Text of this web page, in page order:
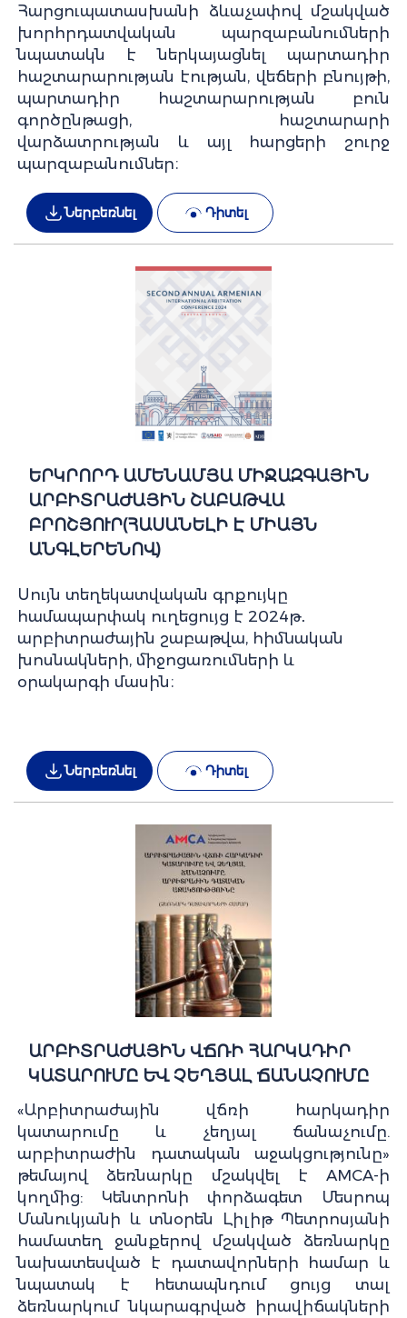
Հարցուպատասխանի ձևաչափով մշակված
խորհրդատվական պարզաբանումների
նպատակն է ներկայացնել պարտադիր
հաշտարարության էության, վեճերի բնույթի,
պարտադիր հաշտարարության բուն
գործընթացի, հաշտարարի
վարձատրության և այլ հարցերի շուրջ
պարզաբանումներ։
Ներբեռնել Դիտել
ԵՐԿՐՈՐԴ ԱՄԵՆԱՄՅԱ ՄԻՋԱԶԳԱՅԻՆ
ԱՐԲԻՏՐԱԺԱՅԻՆ ՇԱԲԱԹՎԱ
ԲՐՈՇՅՈՒՐ(ՀԱՍԱՆԵԼԻ Է ՄԻԱՅՆ
ԱՆԳԼԵՐԵՆՈՎ)
Սույն տեղեկատվական գրքույկը
համապարփակ ուղեցույց է 2024թ․
արբիտրաժային շաբաթվա, հիմնական
խոսնակների, միջոցառումների և
օրակարգի մասին։
Ներբեռնել Դիտել
ԱՐԲԻՏՐԱԺԱՅԻՆ ՎՃՌԻ ՀԱՐԿԱԴԻՐ
ԿԱՏԱՐՈՒՄԸ ԵՎ ՉԵՂՅԱԼ ՃԱՆԱՉՈՒՄԸ
«Արբիտրաժային վճռի հարկադիր
կատարումը և չեղյալ ճանաչումը.
արբիտրաժին դատական աջակցությունը»
թեմայով ձեռնարկը մշակվել է AMCA-ի
կողմից: Կենտրոնի փորձագետ Մեսրոպ
Մանուկյանի և տնօրեն Լիլիթ Պետրոսյանի
համատեղ ջանքերով մշակված ձեռնարկը
նախատեսված է դատավորների համար և
նպատակ է հետապնդում ցույց տալ
ձեռնարկում նկարագրված իրավիճակների